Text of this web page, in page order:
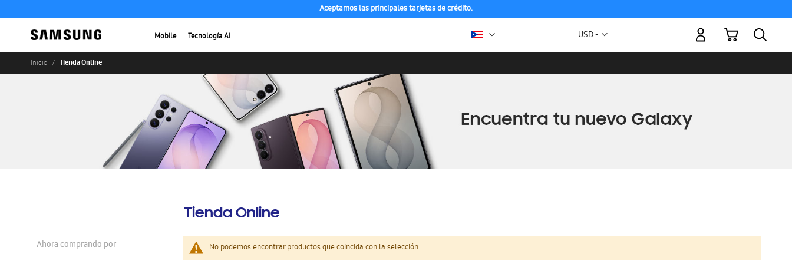
Aceptamos las principales tarjetas de crédito.
Mobile Tecnología AI Moneda
USD -
Mi carrito
Inicio Tienda Online
Tienda Online
No podemos encontrar productos que coincida con la selección.
Ahora comprando por